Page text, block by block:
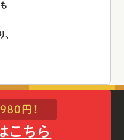
円！
こちら